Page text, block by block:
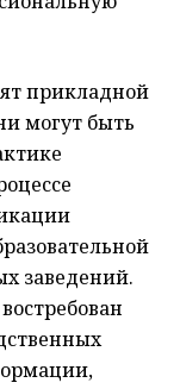
прикладной
могут быть
заведений.